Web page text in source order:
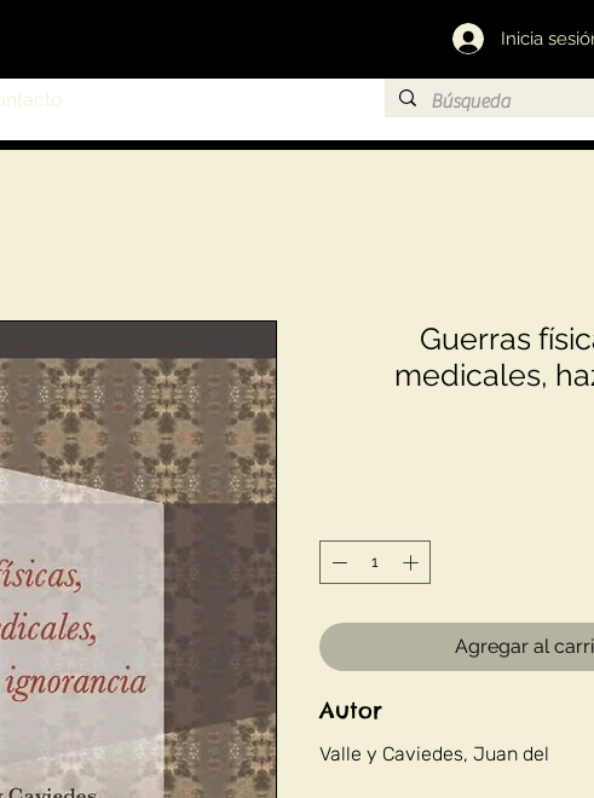
Inicia
Guerras
medicales,
Agregar al
Autor
Valle y Caviedes, Juan del